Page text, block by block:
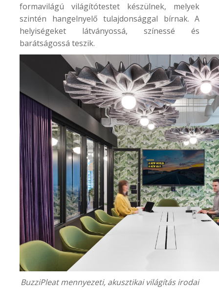
formavilágú világítótestet készülnek, melyek
szintén hangelnyelő tulajdonsággal bírnak. A
helyiségeket látványossá, színessé és
barátságossá teszik.
BuzziPleat mennyezeti, akusztikai világítás irodai